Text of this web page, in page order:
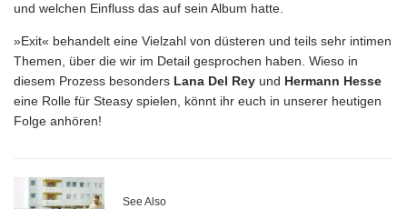
und welchen Einfluss das auf sein Album hatte.
»Exit« behandelt eine Vielzahl von düsteren und teils sehr intimen
Themen, über die wir im Detail gesprochen haben. Wieso in
diesem Prozess besonders Lana Del Rey und Hermann Hesse
eine Rolle für Steasy spielen, könnt ihr euch in unserer heutigen
Folge anhören!
See Also